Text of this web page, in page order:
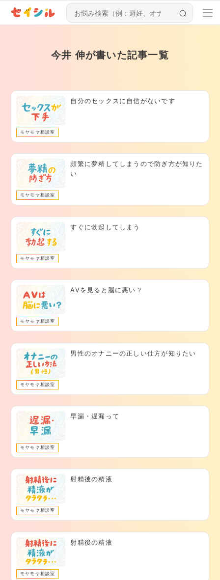
今井 伸が書いた記事一覧
自分のセックスに自信がないです
モヤモヤ相談室
頻繁に夢精してしまうので防ぎ方が知りた
い
モヤモヤ相談室
すぐに勃起してしまう
モヤモヤ相談室
AVを見ると脳に悪い？
モヤモヤ相談室
男性のオナニーの正しい仕方が知りたい
モヤモヤ相談室
早漏・遅漏って
モヤモヤ相談室
射精後の精液
モヤモヤ相談室
射精後の精液
モヤモヤ相談室